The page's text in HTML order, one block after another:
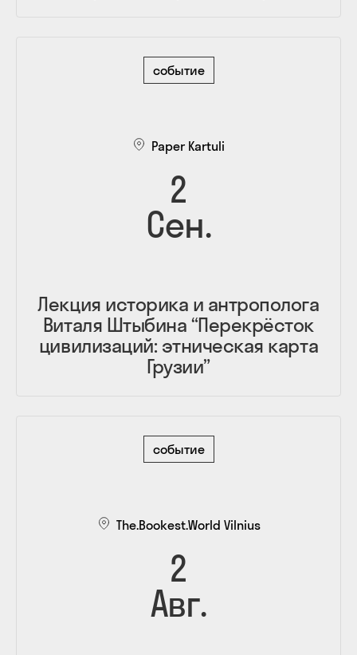
событие
Paper Kartuli
2
Сен.
Лекция историка и антрополога
Виталя Штыбина “Перекрёсток
цивилизаций: этническая карта
Грузии”
событие
The.Bookest.World Vilnius
2
Авг.